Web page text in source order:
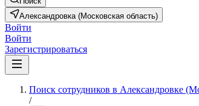
Александровка (Московская область)
Войти
Войти
Зарегистрироваться
Поиск сотрудников в Александровке
/